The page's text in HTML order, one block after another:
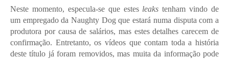
Neste momento, especula-se que estes leaks tenham vindo de
um empregado da Naughty Dog que estará numa disputa com a
produtora por causa de salários, mas estes detalhes carecem de
confirmação. Entretanto, os vídeos que contam toda a história
deste título já foram removidos, mas muita da informação pode